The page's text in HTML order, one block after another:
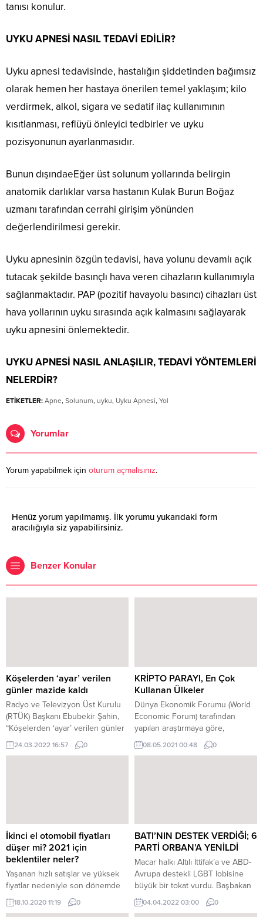
tanısı konulur.
UYKU APNESİ NASIL TEDAVİ EDİLİR?
Uyku apnesi tedavisinde, hastalığın şiddetinden bağımsız
olarak hemen her hastaya önerilen temel yaklaşım; kilo
verdirmek, alkol, sigara ve sedatif ilaç kullanımının
kısıtlanması, reflüyü önleyici tedbirler ve uyku
pozisyonunun ayarlanmasıdır.
Bunun dışındaeEğer üst solunum yollarında belirgin
anatomik darlıklar varsa hastanın Kulak Burun Boğaz
uzmanı tarafından cerrahi girişim yönünden
değerlendirilmesi gerekir.
Uyku apnesinin özgün tedavisi, hava yolunu devamlı açık
tutacak şekilde basınçlı hava veren cihazların kullanımıyla
sağlanmaktadır. PAP (pozitif havayolu basıncı) cihazları üst
hava yollarının uyku sırasında açık kalmasını sağlayarak
uyku apnesini önlemektedir.
UYKU APNESİ NASIL ANLAŞILIR, TEDAVİ YÖNTEMLERİ
NELERDİR?
ETİKETLER: Apne, Solunum, uyku, Uyku Apnesi, Yol
Yorumlar
Yorum yapabilmek için oturum açmalısınız.
Henüz yorum yapılmamış. İlk yorumu yukarıdaki form
aracılığıyla siz yapabilirsiniz.
Benzer Konular
Köşelerden ‘ayar’ verilen
günler mazide kaldı
Radyo ve Televizyon Üst Kurulu
(RTÜK) Başkanı Ebubekir Şahin,
“Köşelerden ‘ayar’ verilen günler
mazide kaldı” dedi. RTÜK Başkanı
Şahin, Twitter’daki hesabından
başladığını dikkatle izliyoruz.
RTÜK ve hiçbir kurum köşe
yazarlarının gündemine göre...
24.03.2022 16:57 0
KRİPTO PARAYI, En Çok
Kullanan Ülkeler
Dünya Ekonomik Forumu (World
Economic Forum) tarafından
yapılan araştırmaya göre,
dünyada en çok kripto para
kullanan ülke vatandaşları
Asya’da yoğun olarak
kullanılmaya başladı. Dünyanın en
büyük 74 ekonomisi olan Avrupa,
Amerika,...
08.05.2021 00:48 0
İkinci el otomobil fiyatları
düşer mi? 2021 için
beklentiler neler?
Yaşanan hızlı satışlar ve yüksek
fiyatlar nedeniyle son dönemde
durağanlığa giren 2. el
piyasasında en çok merak edilen
18.10.2020 11:19 0
BATI’NIN DESTEK VERDİĞİ; 6
PARTİ ORBAN’A YENİLDİ
Macar halkı Altılı İttifak’a ve ABD-
Avrupa destekli LGBT lobisine
büyük bir tokat vurdu. Başbakan
Viktor Orban ve partisi Fidesz,
kendisine karşı birleşmiş
04.04.2022 03:00 0